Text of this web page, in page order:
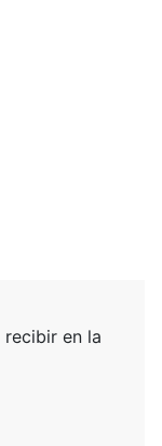
recibir en la